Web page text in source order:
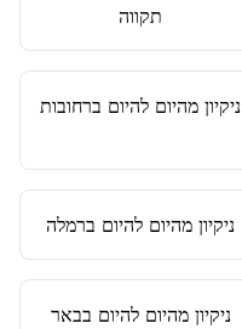
תקווה
ניקיון מהיום להיום ברחובות
ניקיון מהיום להיום ברמלה
ניקיון מהיום להיום בבאר